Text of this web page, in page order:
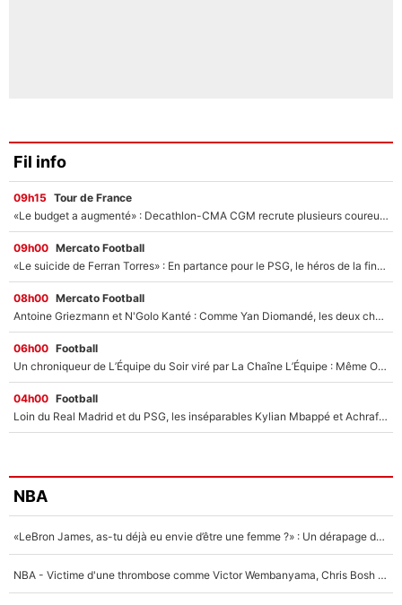
Fil info
09h15 Tour de France
«Le budget a augmenté» : Decathlon-CMA CGM recrute plusieurs coureurs pour offrir à Paul Seixas une équipe pour gagner le Tour de France 2027
09h00 Mercato Football
«Le suicide de Ferran Torres» : En partance pour le PSG, le héros de la finale de la Coupe du monde s'attire les foudres de la presse espagnole !
08h00 Mercato Football
Antoine Griezmann et N'Golo Kanté : Comme Yan Diomandé, les deux champions du monde ont refusé de signer au PSG !
06h00 Football
Un chroniqueur de L’Équipe du Soir viré par La Chaîne L’Équipe : Même Olivier Ménard n’avait pas pu empêcher son départ, «je l’ai appris sur Twitter, je l’ai vécu assez mal»
04h00 Football
Loin du Real Madrid et du PSG, les inséparables Kylian Mbappé et Achraf Hakimi changent d'équipe le temps d'une journée !
NBA
«LeBron James, as-tu déjà eu envie d’être une femme ?» : Un dérapage de Donald Trump sur la superstar de la NBA refait surface
NBA - Victime d'une thrombose comme Victor Wembanyama, Chris Bosh prévient le Français des risques sur sa santé : «J’ai failli mourir sur le coup et j’ai été ramené à la vie»